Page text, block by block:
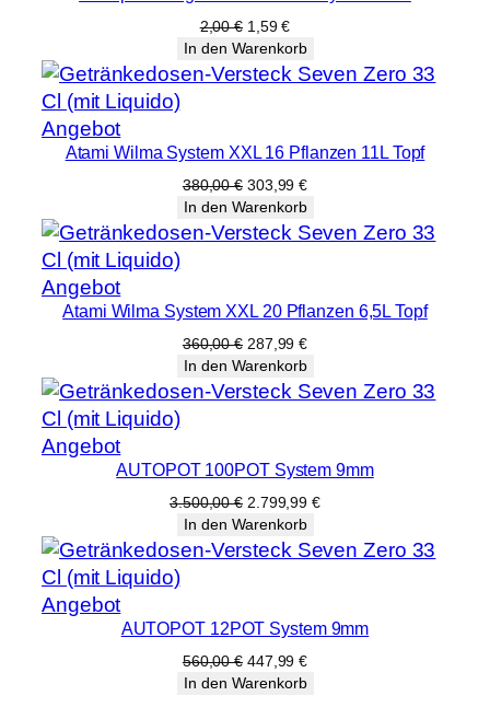
2,00€ Ursprünglicher
Preis
war:
2,00 €
1,59€Aktueller
Preis
ist:
1,59 €.
In den Warenkorb
AngebotProdukt
im
Angebot
Atami Wilma System XXL 16 Pflanzen 11L Topf
380,00€ Ursprünglicher
Preis
war:
380,00 €
303,99€Aktueller
Preis
ist:
303,99 €.
In den Warenkorb
AngebotProdukt
im
Angebot
Atami Wilma System XXL 20 Pflanzen 6,5L Topf
360,00€ Ursprünglicher
Preis
war:
360,00 €
287,99€Aktueller
Preis
ist:
287,99 €.
In den Warenkorb
AngebotProdukt
im
Angebot
AUTOPOT 100POT System 9mm
3.500,00€ Ursprünglicher
Preis
war:
3.500,00 €
2.799,99€Aktueller
ist:
2.799,99 €.
In den Warenkorb
AngebotProdukt
im
Angebot
AUTOPOT 12POT System 9mm
560,00€ Ursprünglicher
Preis
447,99€Aktueller
Preis
In den Warenkorb